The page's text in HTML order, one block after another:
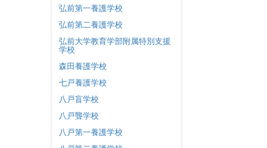
弘前第一養護学校
弘前第二養護学校
弘前大学教育学部附属特別支援
学校
森田養護学校
七戸養護学校
八戸盲学校
八戸聾学校
八戸第一養護学校